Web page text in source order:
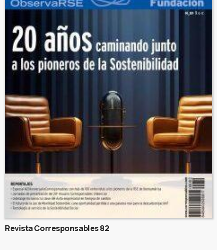
Revista Corresponsables 82